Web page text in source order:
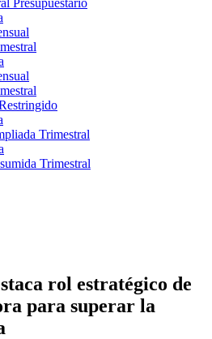
Presupuestario
Trimestral
Trimestral
rol estratégico de
para superar la